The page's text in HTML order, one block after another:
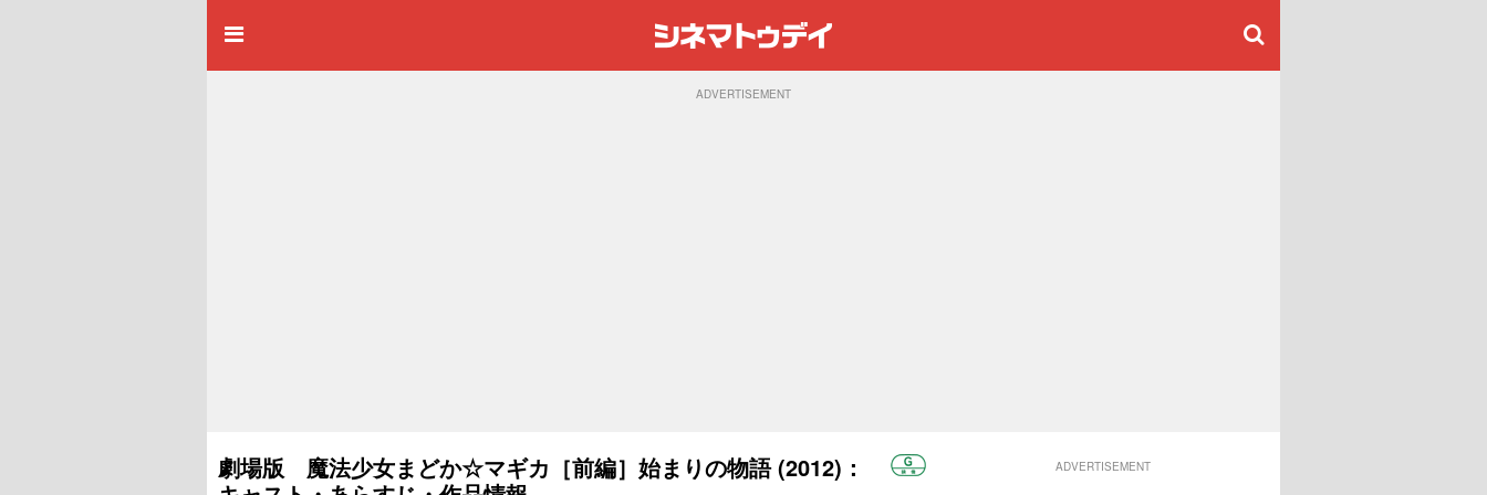
ADVERTISEMENT
劇場版 魔法少女まどか☆マギカ［前編］始まりの物語 (2012)：
ADVERTISEMENT